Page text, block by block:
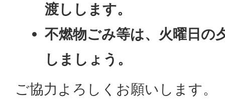
渡しします。
不燃物ごみ等は、火曜日の
しましょう。
ご協力よろしくお願いします。